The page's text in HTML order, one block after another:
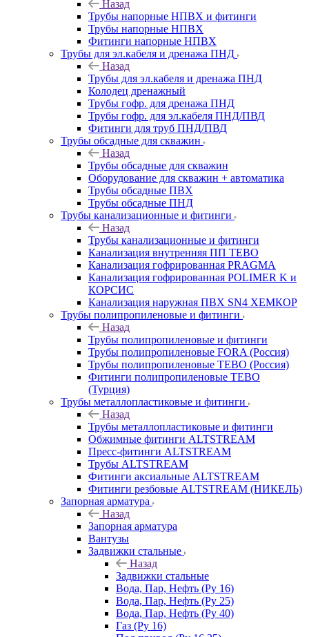
Назад
Трубы напорные НПВХ и фитинги
Трубы напорные НПВХ
Фитинги напорные НПВХ
Трубы для эл.кабеля и дренажа ПНД
Назад
Трубы для эл.кабеля и дренажа ПНД
Колодец дренажный
Трубы гофр. для дренажа ПНД
Трубы гофр. для эл.кабеля ПНД/ПВД
Фитинги для труб ПНД/ПВД
Трубы обсадные для скважин
Назад
Трубы обсадные для скважин
Оборудование для скважин + автоматика
Трубы обсадные ПВХ
Трубы обсадные ПНД
Трубы канализационные и фитинги
Назад
Трубы канализационные и фитинги
Канализация внутренняя ПП TEBO
Канализация гофрированная PRAGMA
Канализация гофрированная POLIMER K и
КОРСИС
Канализация наружная ПВХ SN4 ХЕМКОР
Трубы полипропиленовые и фитинги
Назад
Трубы полипропиленовые и фитинги
Трубы полипропиленовые FORA (Россия)
Трубы полипропиленовые TEBO (Россия)
Фитинги полипропиленовые TEBO
(Турция)
Трубы металлопластиковые и фитинги
Назад
Трубы металлопластиковые и фитинги
Обжимные фитинги ALTSTREAM
Пресс-фитинги ALTSTREAM
Трубы ALTSTREAM
Фитинги аксиальные ALTSTREAM
Фитинги резбовые ALTSTREAM (НИКЕЛЬ)
Запорная арматура
Назад
Запорная арматура
Вантузы
Задвижки стальные
Назад
Задвижки стальные
Вода, Пар, Нефть (Ру 16)
Вода, Пар, Нефть (Ру 25)
Вода, Пар, Нефть (Ру 40)
Газ (Ру 16)